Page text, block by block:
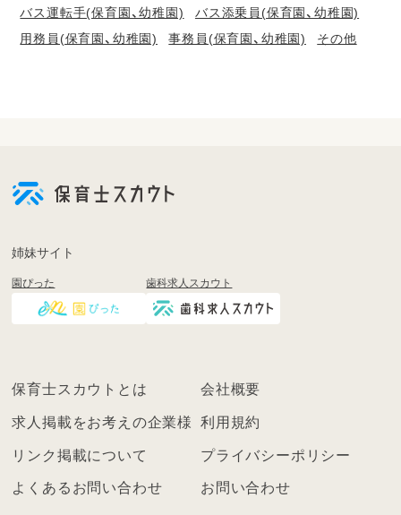
バス運転手(保育園、幼稚園)
バス添乗員(保育園、幼稚園)
用務員(保育園、幼稚園)
事務員(保育園、幼稚園) その他
登
く
ン
姉妹サイト
園ぴった 歯科求人スカウト
保育士スカウトとは 会社概要
求人掲載をお考えの企業様 利用規約
リンク掲載について プライバシーポリシー
よくあるお問い合わせ お問い合わせ